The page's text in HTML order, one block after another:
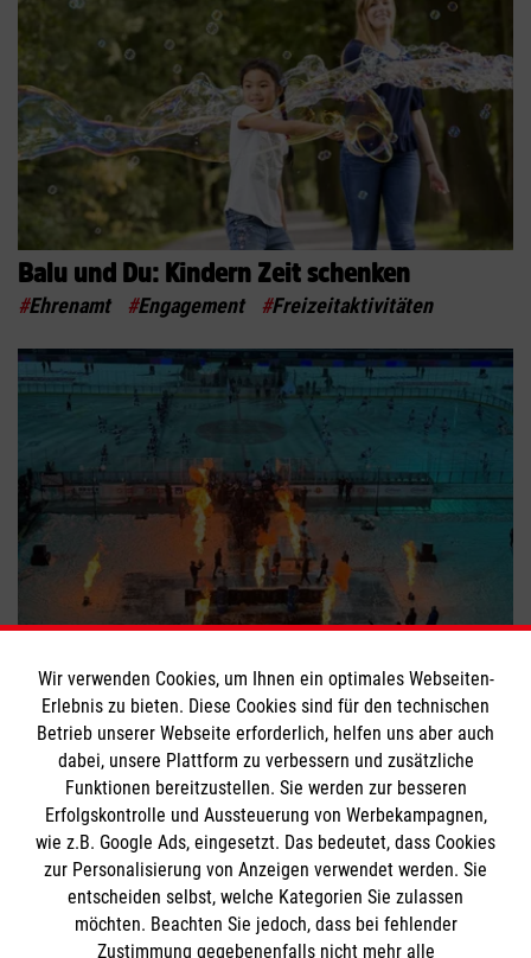
Balu und Du: Kindern Zeit schenken
#Ehrenamt #Engagement #Freizeitaktivitäten
Eishockeyfeld
Ehrenamt #Engagement #Helfer im Einsatz
Bewerte diesen Artikel
Wir verwenden Cookies, um Ihnen ein optimales Webseiten-
Erlebnis zu bieten. Diese Cookies sind für den technischen
Betrieb unserer Webseite erforderlich, helfen uns aber auch
dabei, unsere Plattform zu verbessern und zusätzliche
Funktionen bereitzustellen. Sie werden zur besseren
Erfolgskontrolle und Aussteuerung von Werbekampagnen,
wie z.B. Google Ads, eingesetzt. Das bedeutet, dass Cookies
zur Personalisierung von Anzeigen verwendet werden. Sie
entscheiden selbst, welche Kategorien Sie zulassen
möchten. Beachten Sie jedoch, dass bei fehlender
Zustimmung gegebenenfalls nicht mehr alle